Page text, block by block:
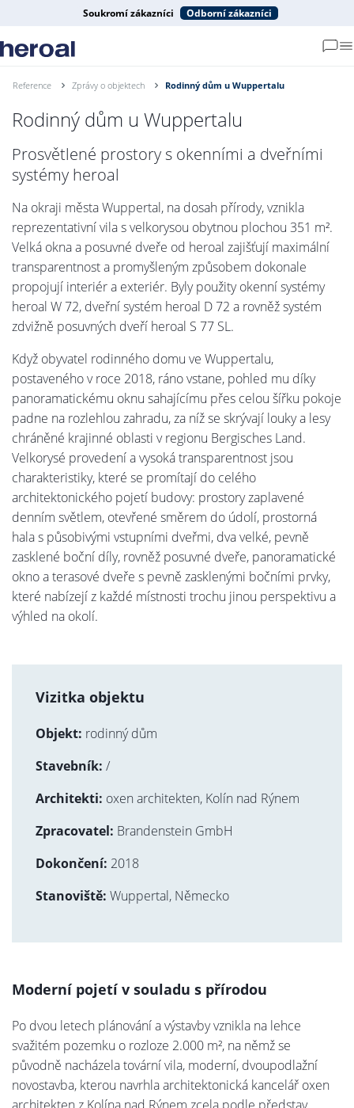
Soukromí zákazníci Odborní zákazníci
Reference Zprávy o objektech Rodinný dům u Wuppertalu
Rodinný dům u Wuppertalu
Prosvětlené prostory s okenními a dveřními
systémy heroal
Na okraji města Wuppertal, na dosah přírody, vznikla
reprezentativní vila s velkorysou obytnou plochou 351 m².
Velká okna a posuvné dveře od heroal zajišťují maximální
transparentnost a promyšleným způsobem dokonale
propojují interiér a exteriér. Byly použity okenní systémy
heroal W 72, dveřní systém heroal D 72 a rovněž systém
zdvižně posuvných dveří heroal S 77 SL.
Když obyvatel rodinného domu ve Wuppertalu,
postaveného v roce 2018, ráno vstane, pohled mu díky
panoramatickému oknu sahajícímu přes celou šířku pokoje
padne na rozlehlou zahradu, za níž se skrývají louky a lesy
chráněné krajinné oblasti v regionu Bergisches Land.
Velkorysé provedení a vysoká transparentnost jsou
charakteristiky, které se promítají do celého
architektonického pojetí budovy: prostory zaplavené
denním světlem, otevřené směrem do údolí, prostorná
hala s působivými vstupními dveřmi, dva velké, pevně
zasklené boční díly, rovněž posuvné dveře, panoramatické
okno a terasové dveře s pevně zasklenými bočními prvky,
které nabízejí z každé místnosti trochu jinou perspektivu a
výhled na okolí.
Vizitka objektu
Objekt: rodinný dům
Stavebník: /
Architekti: oxen architekten, Kolín nad Rýnem
Zpracovatel: Brandenstein GmbH
Dokončení: 2018
Stanoviště: Wuppertal, Německo
Moderní pojetí v souladu s přírodou
Po dvou letech plánování a výstavby vznikla na lehce
svažitém pozemku o rozloze 2.000 m², na němž se
původně nacházela tovární vila, moderní, dvoupodlažní
novostavba, kterou navrhla architektonická kancelář oxen
architekten z Kolína nad Rýnem zcela podle představ